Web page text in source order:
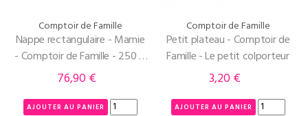
Comptoir de Famille
Nappe rectangulaire - Mamie
- Comptoir de Famille - 250 X
150 cm
Prix
76,90 €
AJOUTER AU PANIER
Comptoir de Famille
Petit plateau - Comptoir de
Famille - Le petit colporteur
Prix
3,20 €
AJOUTER AU PANIER